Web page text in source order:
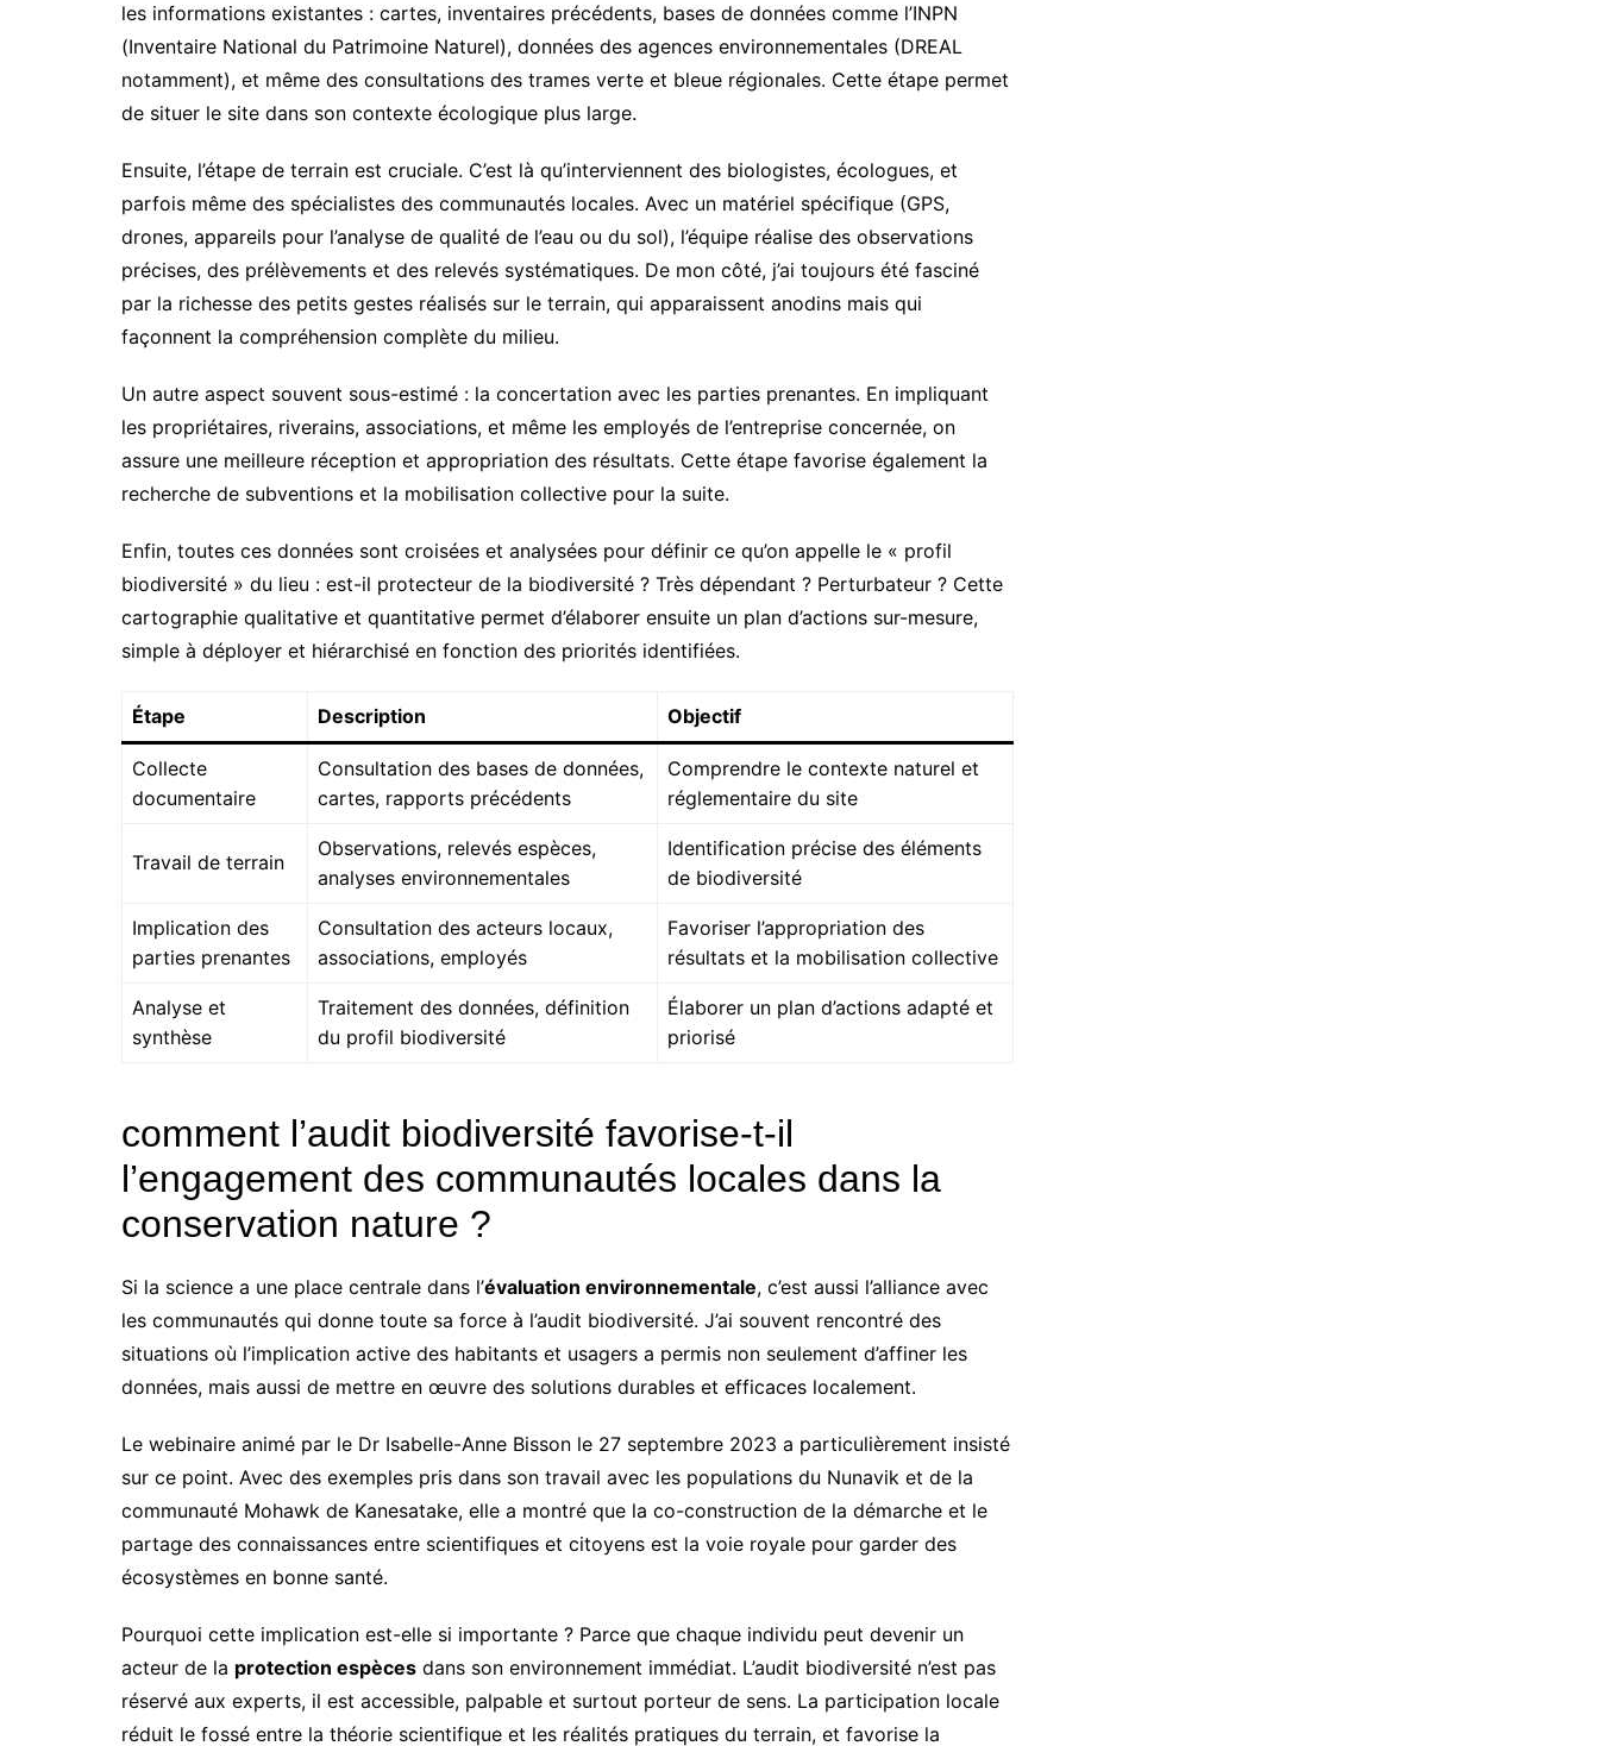
les informations existantes : cartes, inventaires précédents, bases de données comme l’INPN
(Inventaire National du Patrimoine Naturel), données des agences environnementales (DREAL
notamment), et même des consultations des trames verte et bleue régionales. Cette étape permet
de situer le site dans son contexte écologique plus large.
Ensuite, l’étape de terrain est cruciale. C’est là qu’interviennent des biologistes, écologues, et
parfois même des spécialistes des communautés locales. Avec un matériel spécifique (GPS,
drones, appareils pour l’analyse de qualité de l’eau ou du sol), l’équipe réalise des observations
précises, des prélèvements et des relevés systématiques. De mon côté, j’ai toujours été fasciné
par la richesse des petits gestes réalisés sur le terrain, qui apparaissent anodins mais qui
façonnent la compréhension complète du milieu.
Un autre aspect souvent sous-estimé : la concertation avec les parties prenantes. En impliquant
les propriétaires, riverains, associations, et même les employés de l’entreprise concernée, on
assure une meilleure réception et appropriation des résultats. Cette étape favorise également la
recherche de subventions et la mobilisation collective pour la suite.
Enfin, toutes ces données sont croisées et analysées pour définir ce qu’on appelle le « profil
biodiversité » du lieu : est-il protecteur de la biodiversité ? Très dépendant ? Perturbateur ? Cette
cartographie qualitative et quantitative permet d’élaborer ensuite un plan d’actions sur-mesure,
simple à déployer et hiérarchisé en fonction des priorités identifiées.
Étape Description Objectif
Collecte
documentaire
Consultation des bases de données,
cartes, rapports précédents
Comprendre le contexte naturel et
réglementaire du site
Travail de terrain
Observations, relevés espèces,
analyses environnementales
Identification précise des éléments
de biodiversité
Implication des
parties prenantes
Consultation des acteurs locaux,
associations, employés
Favoriser l’appropriation des
résultats et la mobilisation collective
Analyse et
synthèse
Traitement des données, définition
du profil biodiversité
Élaborer un plan d’actions adapté et
priorisé
comment l’audit biodiversité favorise-t-il
l’engagement des communautés locales dans la
conservation nature ?
Si la science a une place centrale dans l’évaluation environnementale, c’est aussi l’alliance avec
les communautés qui donne toute sa force à l’audit biodiversité. J’ai souvent rencontré des
situations où l’implication active des habitants et usagers a permis non seulement d’affiner les
données, mais aussi de mettre en œuvre des solutions durables et efficaces localement.
Le webinaire animé par le Dr Isabelle-Anne Bisson le 27 septembre 2023 a particulièrement insisté
sur ce point. Avec des exemples pris dans son travail avec les populations du Nunavik et de la
communauté Mohawk de Kanesatake, elle a montré que la co-construction de la démarche et le
partage des connaissances entre scientifiques et citoyens est la voie royale pour garder des
écosystèmes en bonne santé.
Pourquoi cette implication est-elle si importante ? Parce que chaque individu peut devenir un
acteur de la protection espèces dans son environnement immédiat. L’audit biodiversité n’est pas
réservé aux experts, il est accessible, palpable et surtout porteur de sens. La participation locale
réduit le fossé entre la théorie scientifique et les réalités pratiques du terrain, et favorise la